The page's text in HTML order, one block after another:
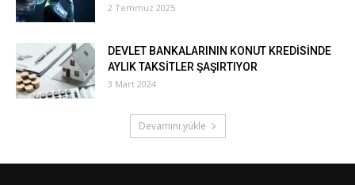
2 Temmuz 2025
DEVLET BANKALARININ KONUT KREDİSİNDE
AYLIK TAKSİTLER ŞAŞIRTIYOR
3 Mart 2024
Devamını yükle